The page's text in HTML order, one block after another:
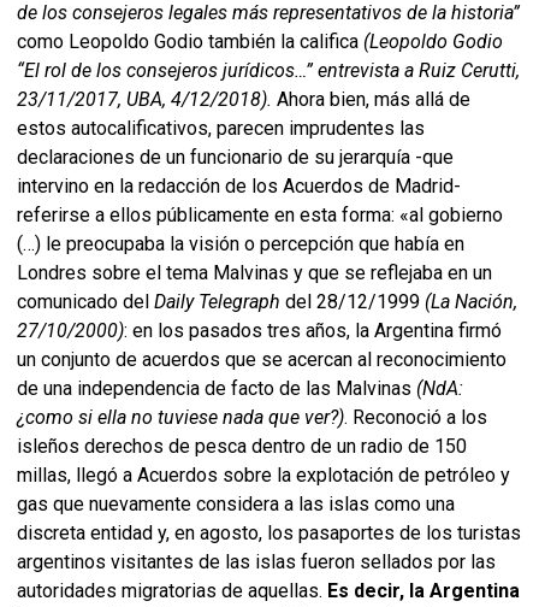
de los consejeros legales más representativos de la historia”
como Leopoldo Godio también la califica (Leopoldo Godio
“El rol de los consejeros jurídicos…”entrevista a Ruiz Cerutti,
23/11/2017, UBA, 4/12/2018). Ahora bien, más allá de
estos autocalificativos, parecen imprudentes las
declaraciones de un funcionario de su jerarquía -que
intervino en la redacción de los Acuerdos de Madrid-
referirse a ellos públicamente en esta forma: «al gobierno
(…) le preocupaba la visión o percepción que había en
Londres sobre el tema Malvinas y que se reflejaba en un
comunicado del Daily Telegraph del 28/12/1999 (La Nación,
27/10/2000): en los pasados tres años, la Argentina firmó
un conjunto de acuerdos que se acercan al reconocimiento
de una independencia de facto de las Malvinas (NdA:
¿como si ella no tuviese nada que ver?). Reconoció a los
isleños derechos de pesca dentro de un radio de 150
millas, llegó a Acuerdos sobre la explotación de petróleo y
gas que nuevamente considera a las islas como una
discreta entidad y, en agosto, los pasaportes de los turistas
argentinos visitantes de las islas fueron sellados por las
autoridades migratorias de aquellas. Es decir, la Argentina